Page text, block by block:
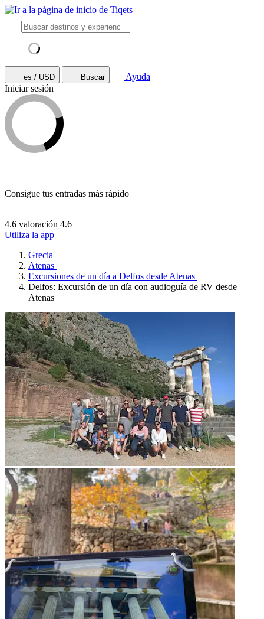
es / USD Buscar
Ayuda
Iniciar sesión
Consigue tus entradas más rápido
4.6 valoración 4.6
Utiliza la app
Grecia
Atenas
Excursiones de un día a Delfos desde Atenas
Delfos: Excursión de un día con audioguía de RV desde
Atenas